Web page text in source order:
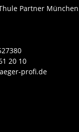
Partner München
20 10
profi.de